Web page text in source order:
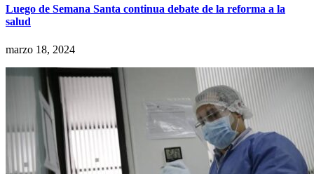
Luego de Semana Santa continua debate de la reforma a la
salud
marzo 18, 2024